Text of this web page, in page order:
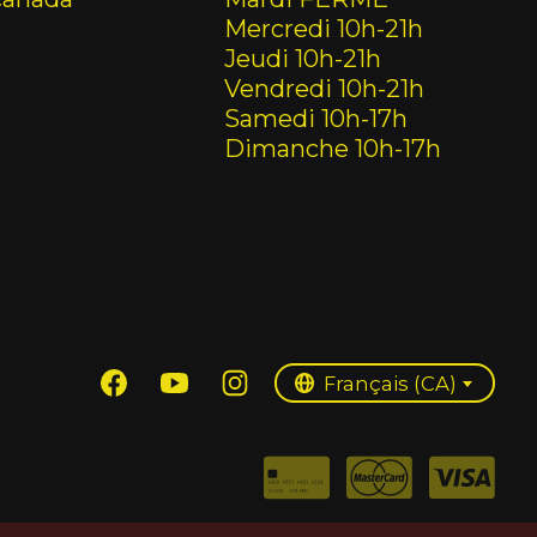
Mercredi 10h-21h
Jeudi 10h-21h
Vendredi 10h-21h
Samedi 10h-17h
Dimanche 10h-17h
Français (CA)